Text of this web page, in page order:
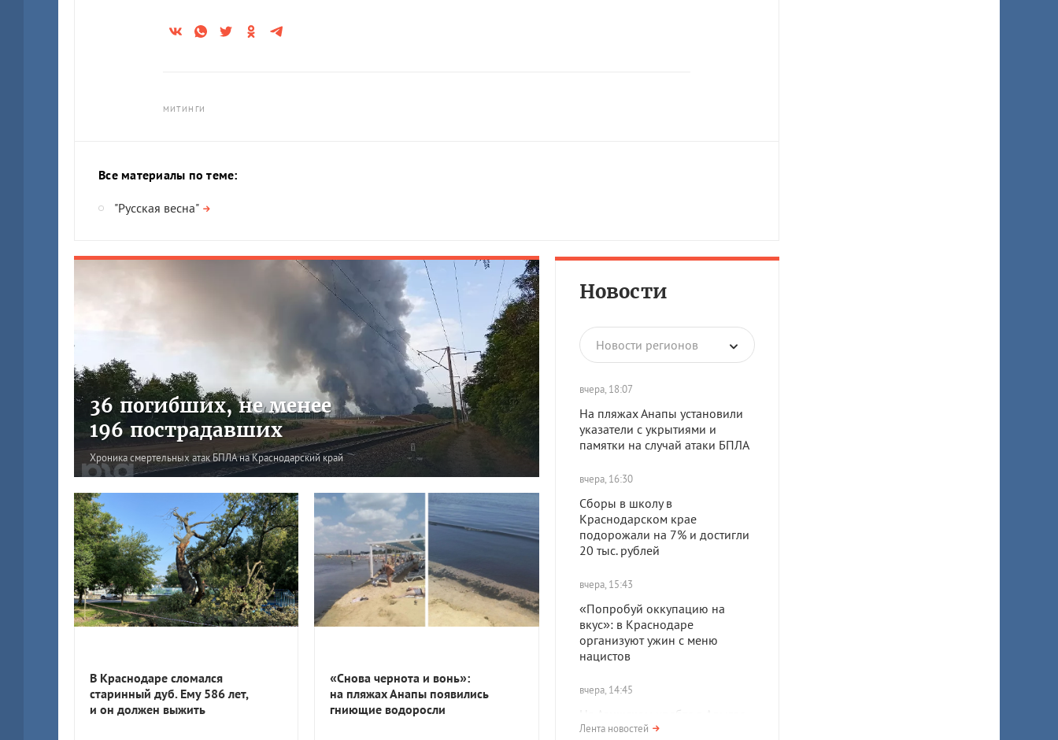
МИТИНГИ
Все материалы по теме:
"Русская весна"
Новости
Новости регионов
вчера, 18:07
На пляжах Анапы установили
указатели с укрытиями и
памятки на случай атаки БПЛА
вчера, 16:30
Сборы в школу в
Краснодарском крае
подорожали на 7% и достигли
20 тыс. рублей
вчера, 15:43
«Попробуй оккупацию на
вкус»: в Краснодаре
организуют ужин с меню
нацистов
вчера, 14:45
На Азишском хребте в Адыгее
нашли поселение протомеотов
Лента новостей
36 погибших, не менее
196 пострадавших
Хроника смертельных атак БПЛА на Краснодарский край
В Краснодаре сломался
старинный дуб. Ему 586 лет,
и он должен выжить
«Снова чернота и вонь»:
на пляжах Анапы появились
гниющие водоросли